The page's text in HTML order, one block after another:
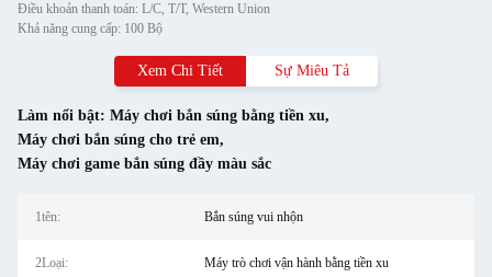
Điều khoản thanh toán: L/C, T/T, Western Union
Khả năng cung cấp: 100 Bộ
Xem Chi Tiết Sự Miêu Tả
Làm nổi bật: Máy chơi bắn súng bằng tiền xu,
Máy chơi bắn súng cho trẻ em,
Máy chơi game bắn súng đầy màu sắc
1tên: Bắn súng vui nhộn
2Loại: Máy trò chơi vận hành bằng tiền xu